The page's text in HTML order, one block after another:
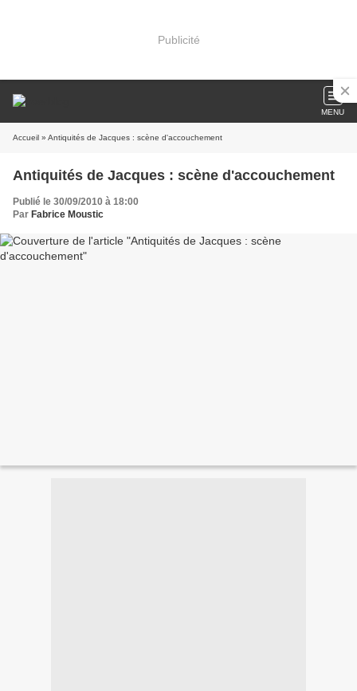
Publicité
MENU
Accueil » Antiquités de Jacques : scène d'accouchement
Antiquités de Jacques : scène d'accouchement
Publié le 30/09/2010 à 18:00
Par Fabrice Moustic